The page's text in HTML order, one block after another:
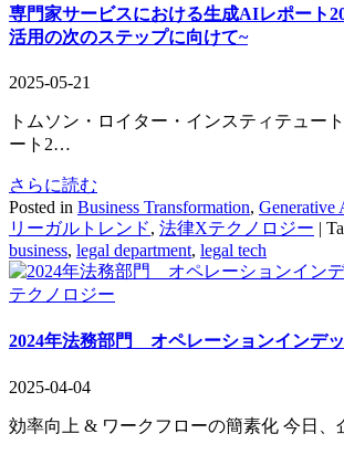
専門家サービスにおける生成AIレポ
活用の次のステップに向けて~
2025-05-21
トムソン・ロイター・インスティテュー
ート2…
さらに読む
Posted in Business Transformation, Generative
リーガルトレンド, 法律Xテクノロジー |
business, legal department, legal tech
テクノロジー
2024年法務部門 オペレーションイン
2025-04-04
効率向上 & ワークフローの簡素化 今日